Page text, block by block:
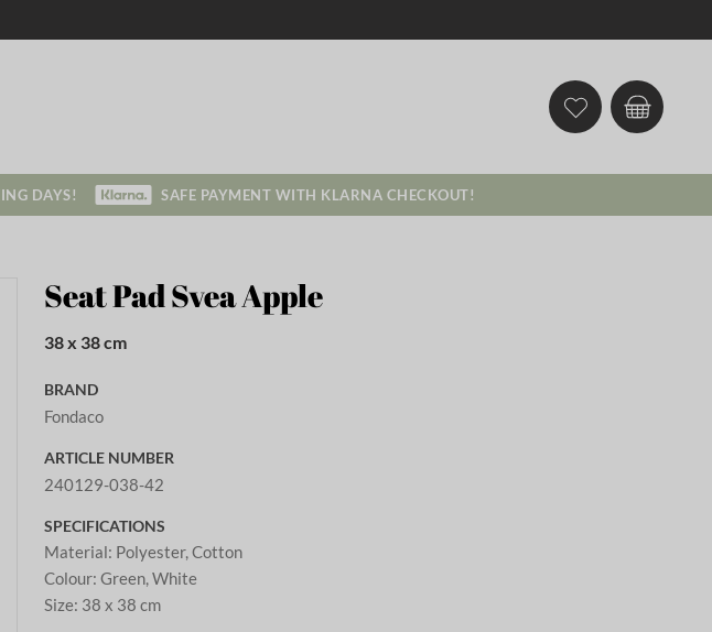
DAYS! SAFE PAYMENT WITH KLARNA CHECKOUT!
Seat Pad Svea Apple
38 x 38 cm
BRAND
Fondaco
ARTICLE NUMBER
240129-038-42
SPECIFICATIONS
Material: Polyester, Cotton
Colour:Green, White
Size: 38 x 38 cm